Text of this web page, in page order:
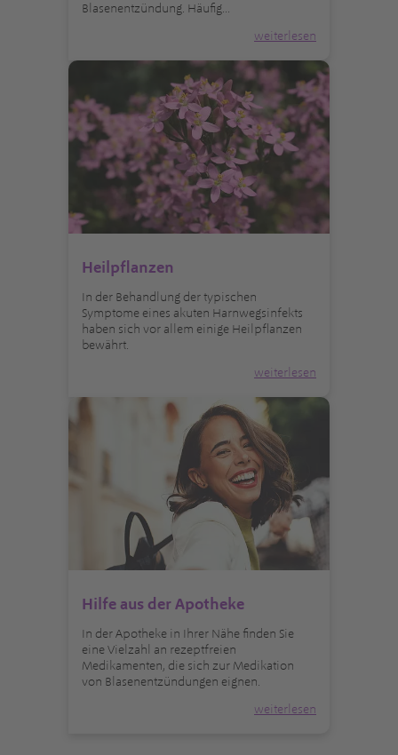
Blasenentzündung. Häufig...
weiterlesen
Heilpflanzen
In der Behandlung der typischen
Symptome eines akuten Harnwegsinfekts
haben sich vor allem einige Heilpflanzen
bewährt.
weiterlesen
Hilfe aus der Apotheke
In der Apotheke in Ihrer Nähe finden Sie
eine Vielzahl an rezeptfreien
Medikamenten, die sich zur Medikation
von Blasenentzündungen eignen.
weiterlesen